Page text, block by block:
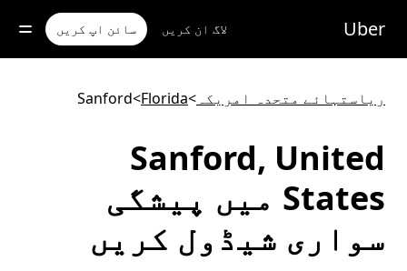
مواد
جائیں
Uber لاگ ان کریں سائن اپ کریں
ریاستہائے متحدہ امریکہ>
Florida
>
Sanford
Sanford, United
States میں پیشگی
سواری شیڈول کریں